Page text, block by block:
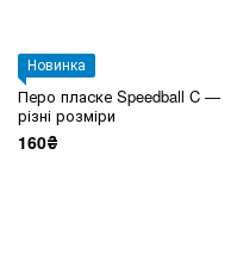
Новинка
Перо пласке Speedball C —
різні розміри
160₴